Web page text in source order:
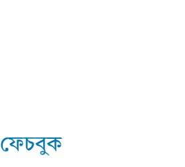
ফেচবুক